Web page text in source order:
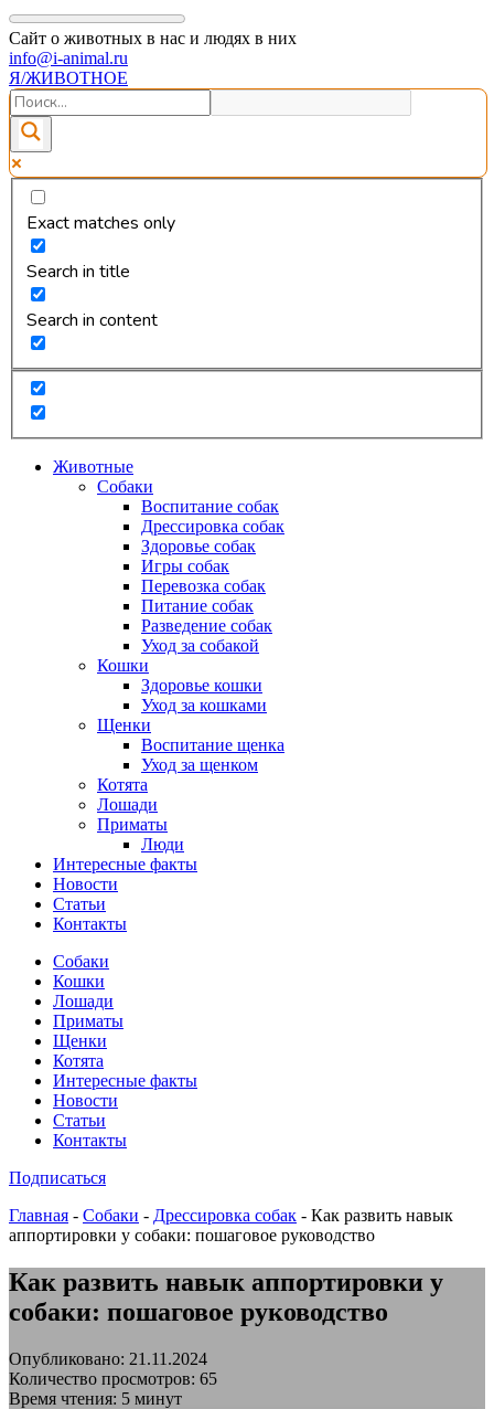
Сайт о животных в нас и людях в них
info@i-animal.ru
Я/ЖИВОТНОЕ
Exact matches only
Search in title
Search in content
Животные
Собаки
Воспитание собак
Дрессировка собак
Здоровье собак
Игры собак
Перевозка собак
Питание собак
Разведение собак
Уход за собакой
Кошки
Здоровье кошки
Уход за кошками
Щенки
Воспитание щенка
Уход за щенком
Котята
Лошади
Приматы
Люди
Интересные факты
Новости
Статьи
Контакты
Собаки
Кошки
Лошади
Приматы
Щенки
Котята
Интересные факты
Новости
Статьи
Контакты
Подписаться
Главная - Собаки - Дрессировка собак - Как развить навык
аппортировки у собаки: пошаговое руководство
Как развить навык аппортировки у
собаки: пошаговое руководство
Опубликовано: 21.11.2024
Количество просмотров: 65
Время чтения: 5 минут